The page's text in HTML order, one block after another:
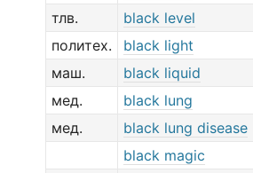
тлв.
black level
политех.
black light
маш.
black liquid
мед.
black lung
мед.
black lung disease
black magic